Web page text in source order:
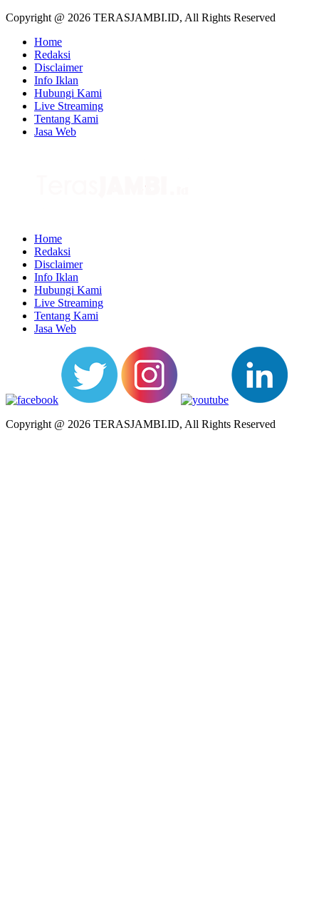
Copyright @ 2026 TERASJAMBI.ID, All Rights Reserved
Home
Redaksi
Disclaimer
Info Iklan
Hubungi Kami
Live Streaming
Tentang Kami
Jasa Web
Home
Redaksi
Disclaimer
Info Iklan
Hubungi Kami
Live Streaming
Tentang Kami
Jasa Web
Copyright @ 2026 TERASJAMBI.ID, All Rights Reserved